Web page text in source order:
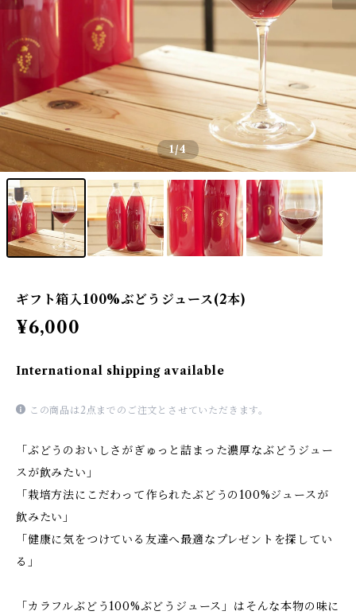
1/4
ギフト箱入100%ぶどうジュース(2本)
¥6,000
International shipping available
この商品は2点までのご注文とさせていただきます。
「ぶどうのおいしさがぎゅっと詰まった濃厚なぶどうジュー
スが飲みたい」
「栽培方法にこだわって作られたぶどうの100%ジュースが
飲みたい」
「健康に気をつけている友達へ最適なプレゼントを探してい
る」
「カラフルぶどう100%ぶどうジュース」はそんな本物の味に